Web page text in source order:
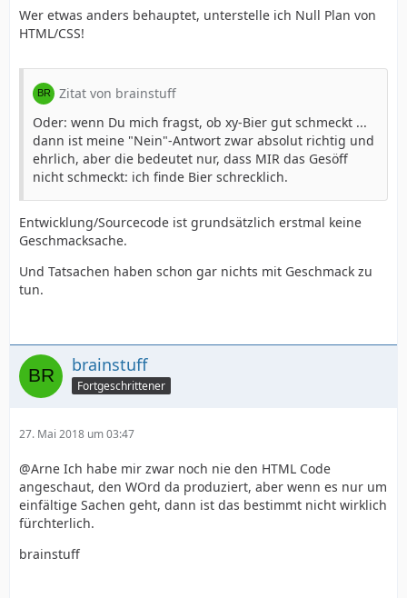
Wer etwas anders behauptet, unterstelle ich Null Plan von
HTML/CSS!
Zitat von brainstuff
Oder: wenn Du mich fragst, ob xy-Bier gut schmeckt ...
dann ist meine "Nein"-Antwort zwar absolut richtig und
ehrlich, aber die bedeutet nur, dass MIR das Gesöff
nicht schmeckt: ich finde Bier schrecklich.
Entwicklung/Sourcecode ist grundsätzlich erstmal keine
Geschmacksache.
Und Tatsachen haben schon gar nichts mit Geschmack zu
tun.
brainstuff
Fortgeschrittener
27. Mai 2018 um 03:47
@Arne Ich habe mir zwar noch nie den HTML Code
angeschaut, den WOrd da produziert, aber wenn es nur um
einfältige Sachen geht, dann ist das bestimmt nicht wirklich
fürchterlich.
brainstuff